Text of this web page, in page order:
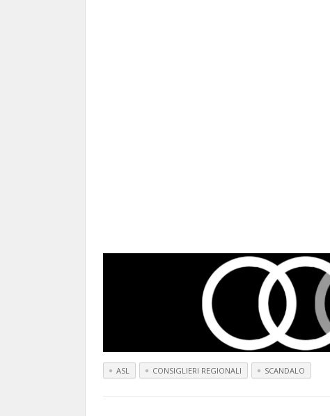
ASL CONSIGLIERI REGIONALI SCANDALO